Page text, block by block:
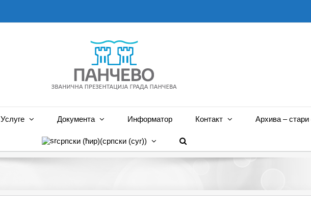
Услуге Документа Информатор Контакт Архива – стари
српски (ћир)(српски (cyr))